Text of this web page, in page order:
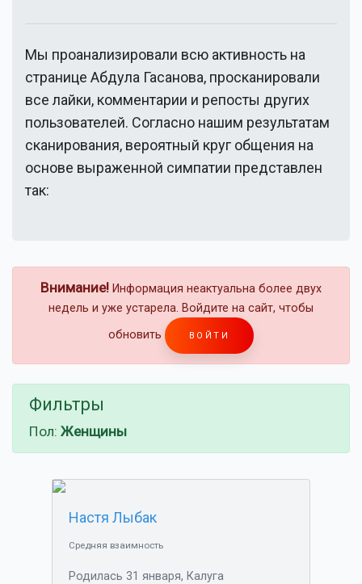
Мы проанализировали всю активность на
странице Абдула Гасанова, просканировали
все лайки, комментарии и репосты других
пользователей. Согласно нашим результатам
сканирования, вероятный круг общения на
основе выраженной симпатии представлен
так:
Внимание! Информация неактуальна более двух
недель и уже устарела. Войдите на сайт, чтобы
обновить
ВОЙТИ
Фильтры
Пол: Женщины
Настя Лыбак
Средняя взаимность
Родилась 31 января, Калуга